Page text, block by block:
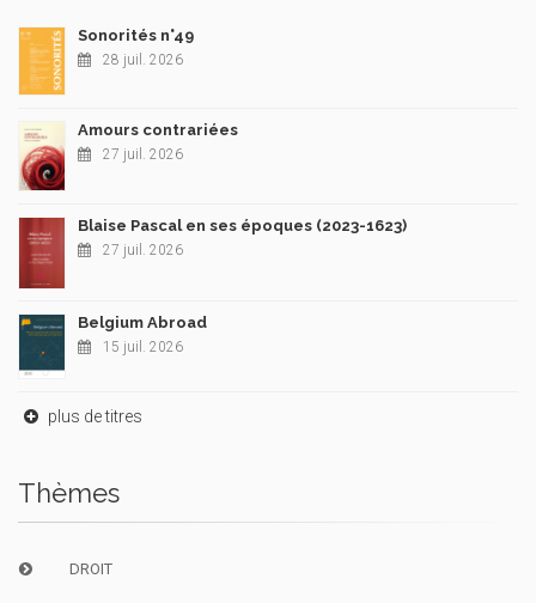
Sonorités n°49
28 juil. 2026
Amours contrariées
27 juil. 2026
Blaise Pascal en ses époques (2023-1623)
27 juil. 2026
Belgium Abroad
15 juil. 2026
plus de titres
Thèmes
DROIT